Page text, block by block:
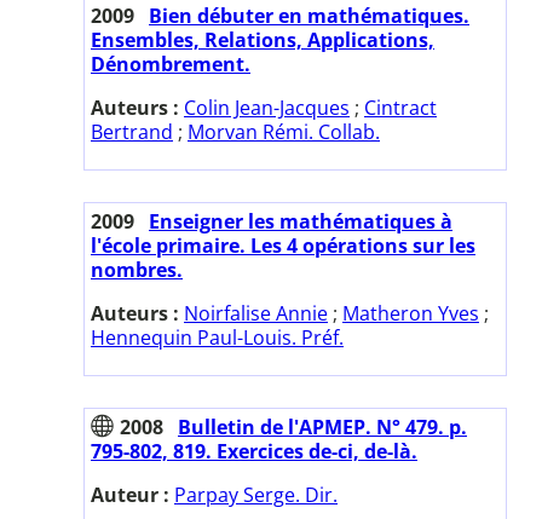
2009 Bien débuter en mathématiques.
Ensembles, Relations, Applications,
Dénombrement.
Auteurs : Colin Jean-Jacques ; Cintract
Bertrand ; Morvan Rémi. Collab.
2009 Enseigner les mathématiques à
l'école primaire. Les 4 opérations sur les
nombres.
Auteurs : Noirfalise Annie ; Matheron Yves ;
Hennequin Paul-Louis. Préf.
2008 Bulletin de l'APMEP. N° 479. p.
795-802, 819. Exercices de-ci, de-là.
Auteur : Parpay Serge. Dir.